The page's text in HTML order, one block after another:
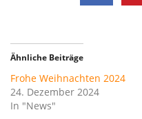
Ähnliche Beiträge
Frohe Weihnachten 2024
24. Dezember 2024
In "News"